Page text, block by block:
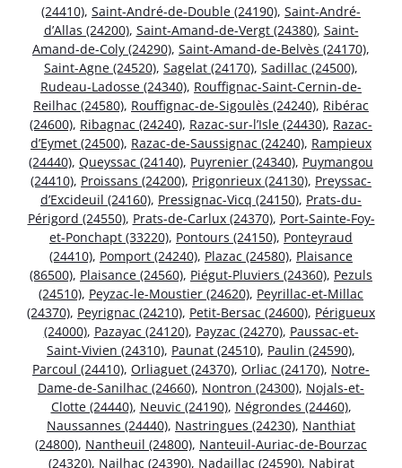
(24410), Saint-André-de-Double (24190), Saint-André-
d’Allas (24200), Saint-Amand-de-Vergt (24380), Saint-
Amand-de-Coly (24290), Saint-Amand-de-Belvès (24170),
Saint-Agne (24520), Sagelat (24170), Sadillac (24500),
Rudeau-Ladosse (24340), Rouffignac-Saint-Cernin-de-
Reilhac (24580), Rouffignac-de-Sigoulès (24240), Ribérac
(24600), Ribagnac (24240), Razac-sur-l’Isle (24430), Razac-
d’Eymet (24500), Razac-de-Saussignac (24240), Rampieux
(24440), Queyssac (24140), Puyrenier (24340), Puymangou
(24410), Proissans (24200), Prigonrieux (24130), Preyssac-
d’Excideuil (24160), Pressignac-Vicq (24150), Prats-du-
Périgord (24550), Prats-de-Carlux (24370), Port-Sainte-Foy-
et-Ponchapt (33220), Pontours (24150), Ponteyraud
(24410), Pomport (24240), Plazac (24580), Plaisance
(86500), Plaisance (24560), Piégut-Pluviers (24360), Pezuls
(24510), Peyzac-le-Moustier (24620), Peyrillac-et-Millac
(24370), Peyrignac (24210), Petit-Bersac (24600), Périgueux
(24000), Pazayac (24120), Payzac (24270), Paussac-et-
Saint-Vivien (24310), Paunat (24510), Paulin (24590),
Parcoul (24410), Orliaguet (24370), Orliac (24170), Notre-
Dame-de-Sanilhac (24660), Nontron (24300), Nojals-et-
Clotte (24440), Neuvic (24190), Négrondes (24460),
Naussannes (24440), Nastringues (24230), Nanthiat
(24800), Nantheuil (24800), Nanteuil-Auriac-de-Bourzac
(24320), Nailhac (24390), Nadaillac (24590), Nabirat